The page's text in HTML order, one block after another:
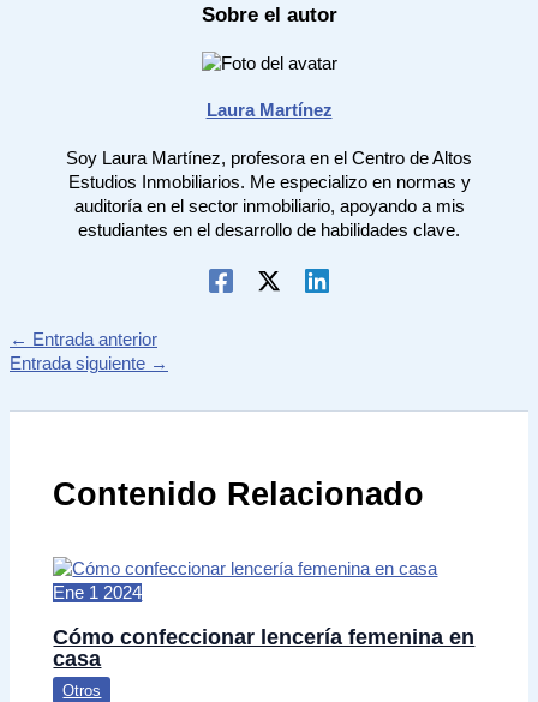
Sobre el autor
Laura Martínez
Soy Laura Martínez, profesora en el Centro de Altos
Estudios Inmobiliarios. Me especializo en normas y
auditoría en el sector inmobiliario, apoyando a mis
estudiantes en el desarrollo de habilidades clave.
← Entrada anterior
Entrada siguiente →
Contenido Relacionado
Ene 1 2024
Cómo confeccionar lencería femenina en
casa
Otros